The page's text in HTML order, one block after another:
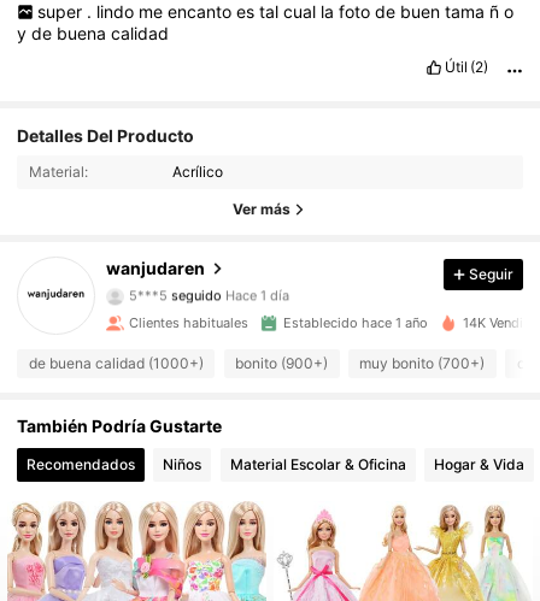
super . lindo me encanto es tal cual la foto de buen tama ñ o
yde buenacalidad
Útil (2)
Detalles Del Producto
Material: Acrílico
Ver más
wanjudaren
4,90 1K Seguidores
1K Seguidores
4,90
5***5 seguido Hace 1 día
4,90
4,90 1K Seguidores
4,90 1K Seguidores
4,90
4,90 1K Seguidores
4,90 1K Seguidores
Seguir
Clientes habituales Establecido hace 1 año 14K
de buena calidad (1000+) bonito (900+) muy bonito (700+)
También Podría Gustarte
Recomendados Niños Material Escolar & Oficina Hogar & Vida